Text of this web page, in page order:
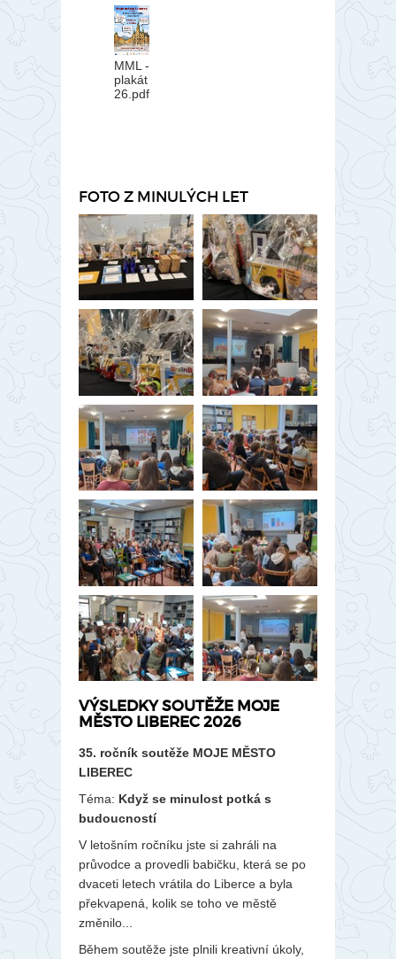
MML -
plakát
26.pdf
FOTO Z MINULÝCH LET
VÝSLEDKY SOUTĚŽE MOJE
MĚSTO LIBEREC 2026
35. ročník soutěže MOJE MĚSTO
LIBEREC
Téma: Když se minulost potká s
budoucností
V letošním ročníku jste si zahráli na
průvodce a provedli babičku, která se po
dvaceti letech vrátila do Liberce a byla
překvapená, kolik se toho ve městě
změnilo...
Během soutěže jste plnili kreativní úkoly,